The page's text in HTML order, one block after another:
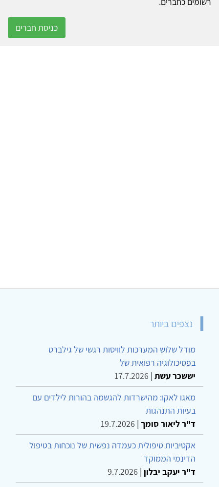
כניסת חברים
נצפים ביותר
מודל שלוש המערכות לוויסות רגשי של גילברט
בפסיכולוגיה רפואית של
יששכר עשת |
17.7.2026
מאגו לאקו: מהישרדות להגשמה בהורות לילדים עם
בעיות התנהגות
ד"ר ליאור סומך |
19.7.2026
אקטיביות טיפולית כעמדה נפשית של נוכחות בטיפול
הדינמי הממוקד
ד"ר יעקב יבלון |
9.7.2026